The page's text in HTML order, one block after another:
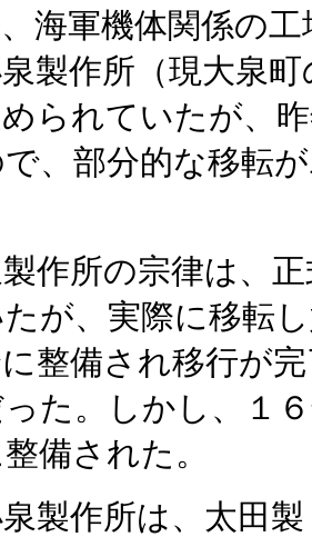
海軍機体関係の
製作所（現大泉
られていたが、
、部分的な移転
作所の宗律は、
が、実際に移転
整備され移行が
た。しかし、１
備された。
製作所は、太田製